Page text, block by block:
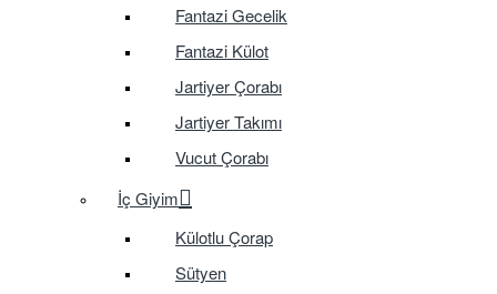
Fantazi Gecelik
Fantazi Külot
Jartiyer Çorabı
Jartiyer Takımı
Vucut Çorabı
İç Giyim
Külotlu Çorap
Sütyen